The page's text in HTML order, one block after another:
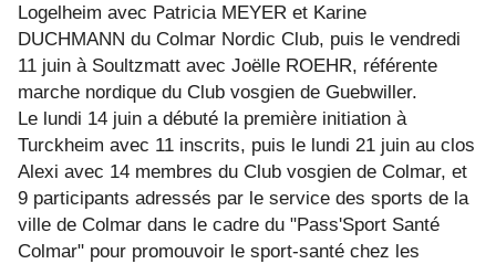
Logelheim avec Patricia MEYER et Karine
DUCHMANN du Colmar Nordic Club, puis le vendredi
11 juin à Soultzmatt avec Joëlle ROEHR, référente
marche nordique du Club vosgien de Guebwiller.
Le lundi 14 juin a débuté la première initiation à
Turckheim avec 11 inscrits, puis le lundi 21 juin au clos
Alexi avec 14 membres du Club vosgien de Colmar, et
9 participants adressés par le service des sports de la
ville de Colmar dans le cadre du "Pass'Sport Santé
Colmar" pour promouvoir le sport-santé chez les